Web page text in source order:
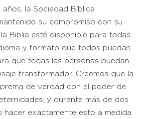
años, la Sociedad Bíblica
su compromiso con su
Biblia esté disponible para todas
y formato que todos puedan
que todas las personas puedan
transformador. Creemos que la
de verdad con el poder de
y durante más de dos
hacer exactamente esto a medida